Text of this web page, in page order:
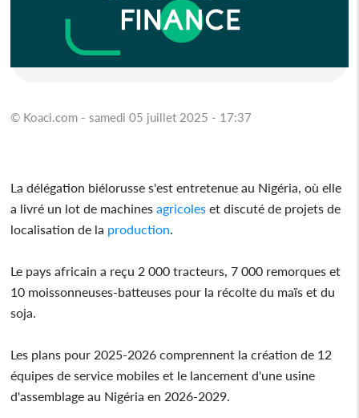
© Koaci.com - samedi 05 juillet 2025 - 17:37
La délégation biélorusse s'est entretenue au Nigéria, où elle
a livré un lot de machinesagricoles et discuté de projets de
localisation de la production
Le pays africain a reçu 2 000 tracteurs, 7 000 remorques et
10 moissonneuses-batteuses pour la récolte du maïs et du
soja.
Les plans pour 2025-2026 comprennent la création de 12
équipes de service mobiles et le lancement d'une usine
d'assemblage au Nigéria en 2026-2029.